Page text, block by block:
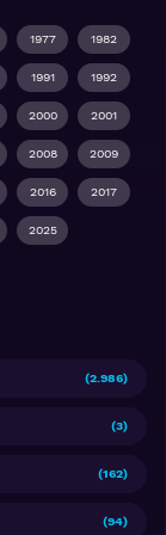
1977 1982
1991 1992
2000 2001
2008 2009
2016 2017
2025
(2.986)
(3)
(162)
(94)